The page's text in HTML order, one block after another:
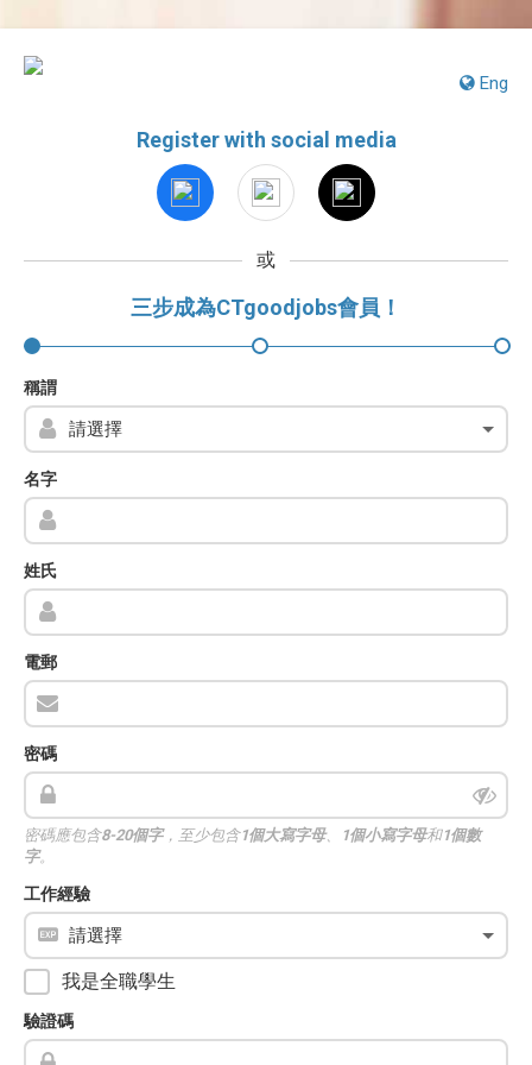
Eng
Register with social media
或
三步成為CTgoodjobs會員！
稱謂
名字
姓氏
電郵
密碼
密碼應包含8-20個字，至少包含1個大寫字母、 1個小寫字母和1個數
字。
工作經驗
我是全職學生
驗證碼